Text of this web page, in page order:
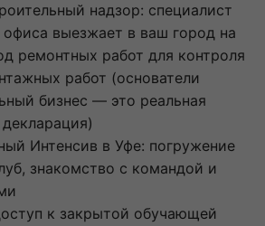
надзор: специалист
офиса выезжает в ваш город на
ремонтных работ для контроля
работ (основатели
бизнес — это реальная
Интенсив в Уфе: погружение
знакомство с командой и
к закрытой обучающей